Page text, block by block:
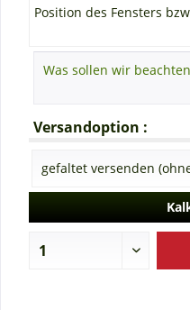
Position des Fensters
Versandoption :